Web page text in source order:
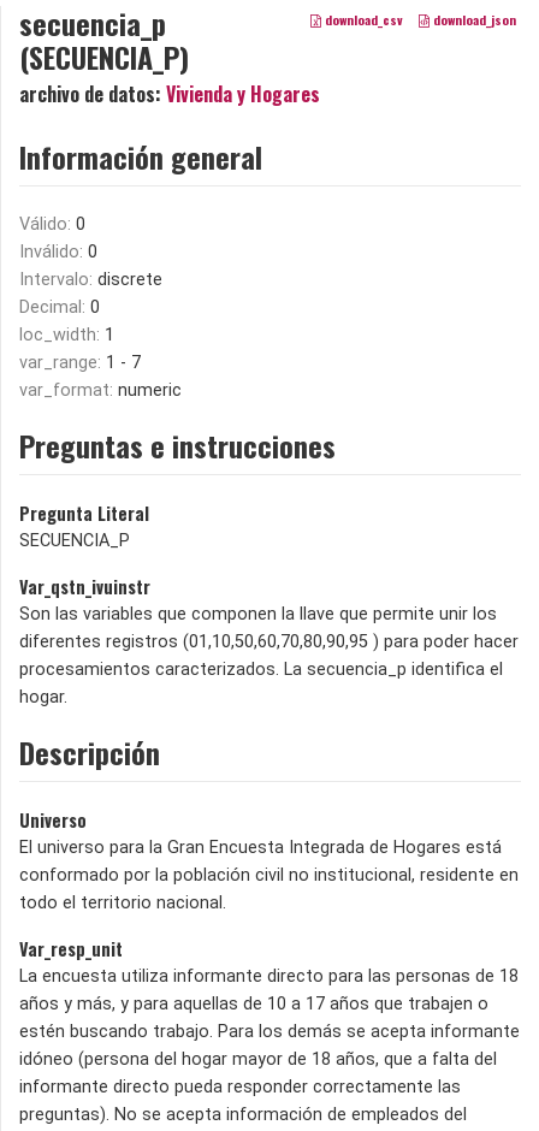
download_csv download_json
secuencia_p
(SECUENCIA_P)
archivo de datos: Vivienda y Hogares
Información general
Válido: 0
Inválido: 0
Intervalo: discrete
Decimal: 0
loc_width: 1
var_range: 1 - 7
var_format: numeric
Preguntas e instrucciones
Pregunta Literal
SECUENCIA_P
Var_qstn_ivuinstr
Son las variables que componen la llave que permite unir los
diferentes registros (01,10,50,60,70,80,90,95 ) para poder hacer
procesamientos caracterizados. La secuencia_p identifica el
hogar.
Descripción
Universo
El universo para la Gran Encuesta Integrada de Hogares está
conformado por la población civil no institucional, residente en
todo el territorio nacional.
Var_resp_unit
La encuesta utiliza informante directo para las personas de 18
años y más, y para aquellas de 10 a 17 años que trabajen o
estén buscando trabajo. Para los demás se acepta informante
idóneo (persona del hogar mayor de 18 años, que a falta del
informante directo pueda responder correctamente las
preguntas). No se acepta información de empleados del